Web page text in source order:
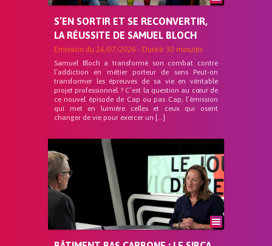
S’EN SORTIR ET SE RECONVERTIR,
LA RÉUSSITE DE SAMUEL BLOCH
Emission du 16/07/2026 - Durée 30 minutes
Samuel Bloch a transformé son combat contre
l’addiction en métier porteur de sens Peut-on
transformer les épreuves de sa vie en véritable
projet professionnel ? C’est la question au cœur de
ce nouvel épisode de Cap ou pas Cap, l’émission
qui met en lumière celles et ceux qui osent
changer de vie pour exercer un […]